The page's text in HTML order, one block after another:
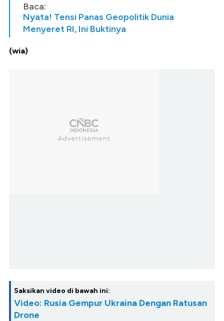
Baca:
Nyata! Tensi Panas Geopolitik Dunia
Menyeret RI, Ini Buktinya
(wia)
Saksikan video di bawah ini:
Video: Rusia Gempur Ukraina Dengan Ratusan
Drone